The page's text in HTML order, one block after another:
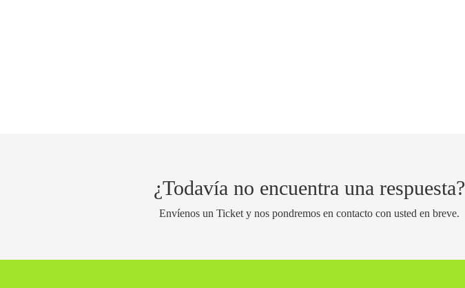
¿Todavía no encuentra una respuesta?
Envíenos un Ticket y nos pondremos en contacto con usted en breve.